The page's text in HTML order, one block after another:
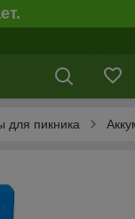
для пикника